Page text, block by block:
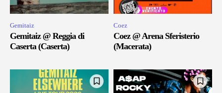
Gemitaiz
Gemitaiz @ Reggia di
Caserta (Caserta)
Coez
Coez @ Arena Sferisterio
(Macerata)